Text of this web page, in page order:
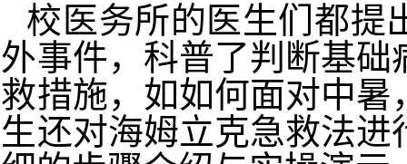
校医务所的医生们都提
外事件，科普了判断基
救措施，如如何面对中暑
生还对海姆立克急救法